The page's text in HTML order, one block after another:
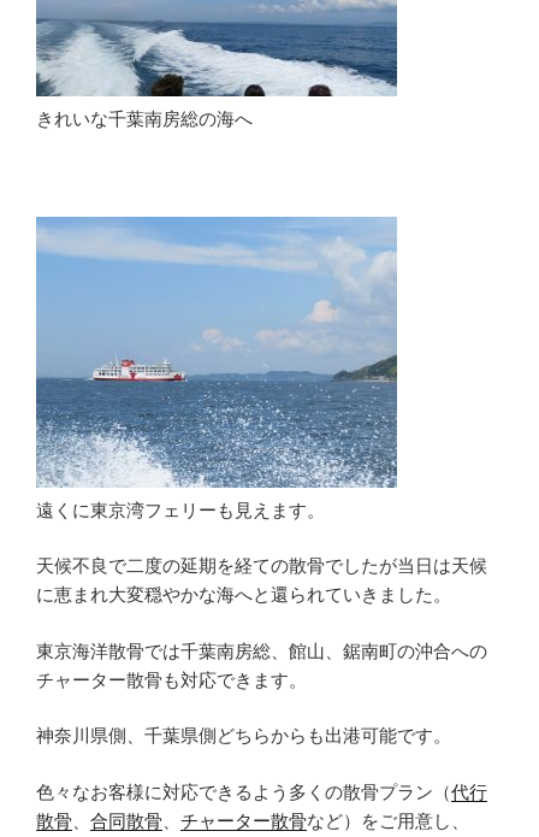
きれいな千葉南房総の海へ
遠くに東京湾フェリーも見えます。
天候不良で二度の延期を経ての散骨でしたが当日は天候
に恵まれ大変穏やかな海へと還られていきました。
東京海洋散骨では千葉南房総、館山、鋸南町の沖合への
チャーター散骨も対応できます。
神奈川県側、千葉県側どちらからも出港可能です。
色々なお客様に対応できるよう多くの散骨プラン（代行
散骨
合同散骨 チャーター散骨など）をご用意し、